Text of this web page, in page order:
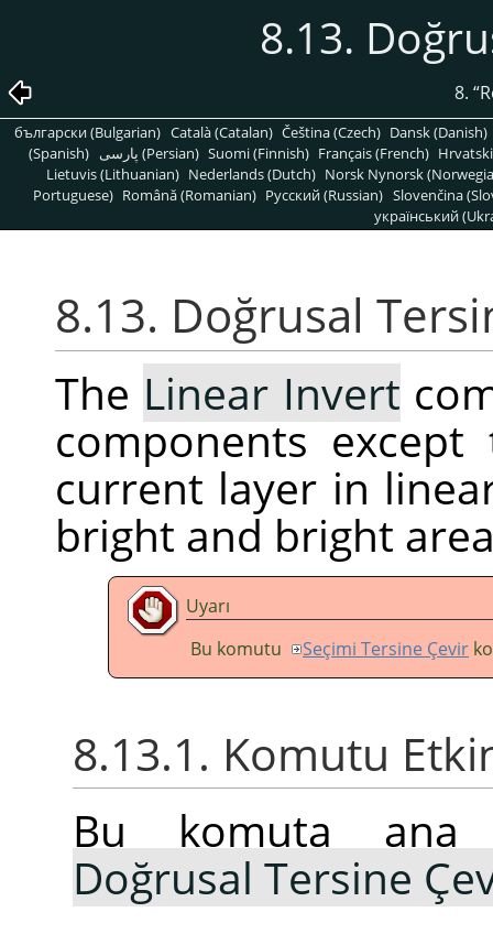
8.13.
8. “
български (Bulgarian) Català (Catalan) Čeština (Czech) Dansk (Danish)
(Spanish)
پارسی (Persian) Suomi (Finnish) Français (French)
Lietuvis (Lithuanian) Nederlands (Dutch) Norsk Nynorsk
Portuguese) Română (Romanian) Pусский (Russian) Slovenčina
український
8.13. Doğrusal
The Linear Invert
components
current layer in
bright and bright
Uyarı
Bu komutu
Seçimi Tersine Çevir
8.13.1. Komutu
Bu komuta
Doğrusal Tersine